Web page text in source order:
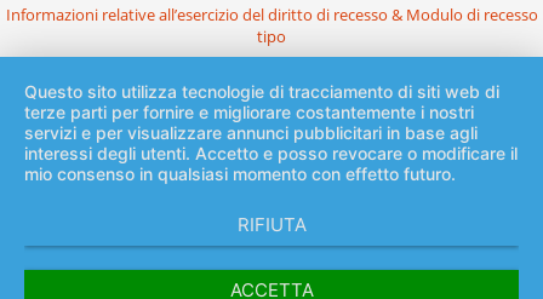
Informazioni relative all’esercizio del diritto di recesso & Modulo di recesso
tipo
Questo sito utilizza tecnologie di tracciamento di siti web di
terze parti per fornire e migliorare costantemente i nostri
servizi e per visualizzare annunci pubblicitari in base agli
interessi degli utenti. Accetto e posso revocare o modificare il
mio consenso in qualsiasi momento con effetto futuro.
RIFIUTA
ACCETTA